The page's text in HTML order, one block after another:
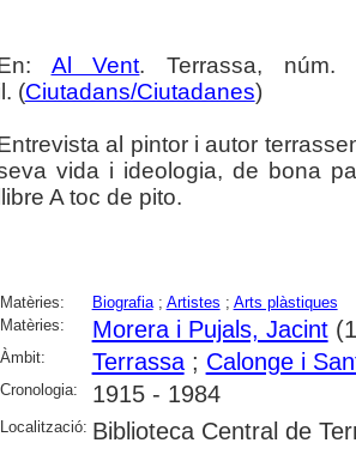
Al Vent. Terrassa,
(Ciutadans/Ciutadanes)
al pintor i autor
vida i ideologia, de bona
llibre A toc de pito.
Matèries: Biografia; Artistes ; Arts plàstiques
Matèries:
Morera i Pujals, Jacint
Àmbit: Terrassa; Calonge i
Cronologia: 1915 - 1984
Localització: Biblioteca Central de